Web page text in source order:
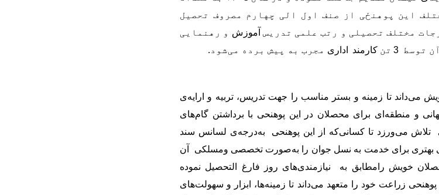
این پوهنځی از صنف اول الی چهارم مصروف تحصیل
مختلف تحصیلی و رتب علمی تدریس آموزش و رهنمایی
توسط 3 تن کارمند اداری مجرب به پیش برده میشود .
میداند تا زمینه و بستر مناسب را جهت تدریس، تربیه و ارایهی
و منطقه ای برای محصلان در این پوهنحی با برداشتن گامهای
تلاش میورزد تا کسانیکه از این پوهنحی بهدرجهی لسانس سند
بهتری برای خدمت به نسل جوان را بهصورت تخصصی ومسلکی آن
خویش رامطابق به نیازمندیهای روز فارغ التحصیل نموده
پوهنحی زراعت خود را متعهد میداند تا زمینهها، ابزار و سهولتهای